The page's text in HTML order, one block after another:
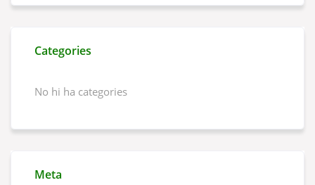
Categories
No hi ha categories
Meta